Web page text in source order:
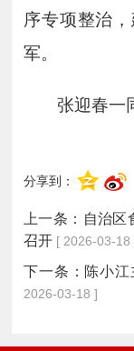
序专项整治
军。
张迎春一
分享到：
上一条： 自治区
召开 [ 2026-03-18
下一条： 陈小
2026-03-18 ]